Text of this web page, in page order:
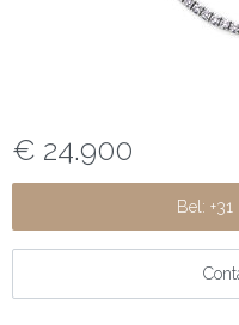
€ 24.900
Bel: